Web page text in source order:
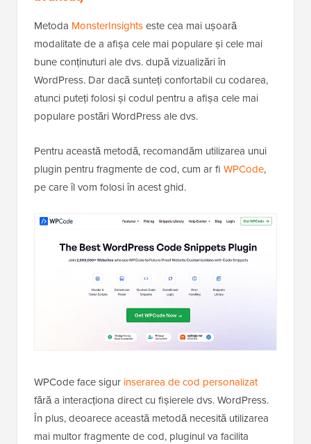
Metoda MonsterInsightseste cea mai ușoară
modalitate de a afișa cele mai populare și cele mai
bune conținuturi ale dvs. după vizualizări în
WordPress. Dar dacă sunteți confortabil cu codarea,
atunci puteți folosi și codul pentru a afișa cele mai
populare postări WordPress ale dvs.
Pentru această metodă, recomandăm utilizarea unui
plugin pentru fragmente de cod, cum ar fi WPCode,
pe care îl vom folosi în acest ghid.
WPCode face sigur inserarea de cod personalizat
fără a interacționa direct cu fișierele dvs. WordPress.
În plus, deoarece această metodă necesită utilizarea
mai multor fragmente de cod, pluginul va facilita